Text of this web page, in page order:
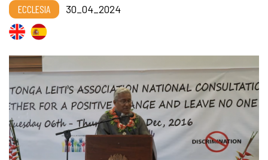
ECCLESIA 30_04_2024